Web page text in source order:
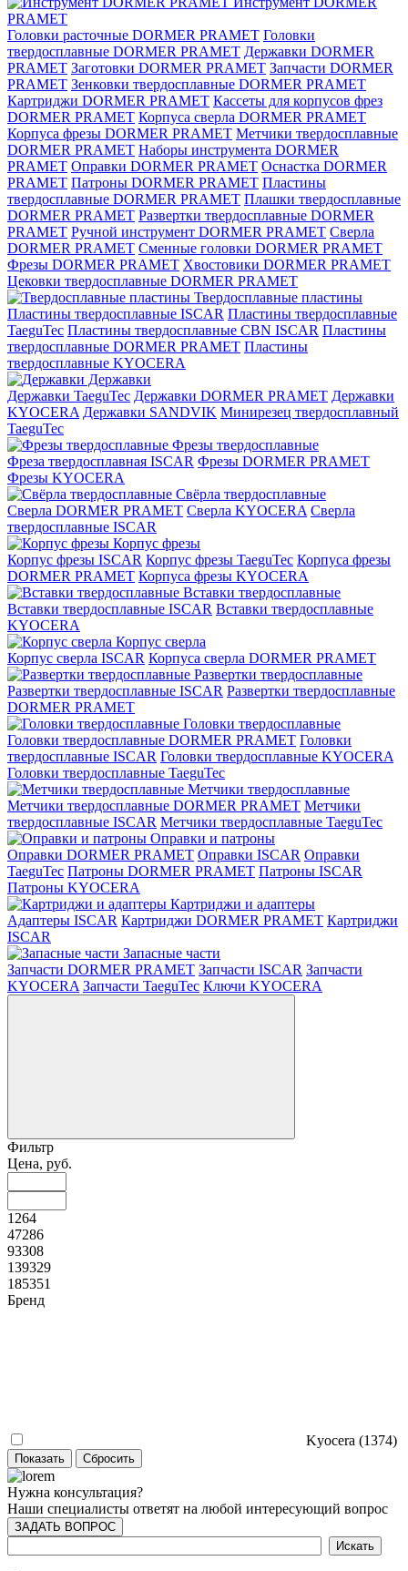
PRAMET
Головки расточные DORMER PRAMET Головки
твердосплавные DORMER PRAMET Державки DORMER
PRAMET Заготовки DORMER PRAMET Запчасти DORMER
PRAMET Зенковки твердосплавные DORMER PRAMET
Картриджи DORMER PRAMET Кассеты для корпусов фрез
DORMER PRAMET Корпуса сверла DORMER PRAMET
Корпуса фрезы DORMER PRAMET Метчики твердосплавные
DORMER PRAMET Наборы инструмента DORMER
PRAMET Оправки DORMER PRAMET Оснастка DORMER
PRAMET Патроны DORMER PRAMET Пластины
твердосплавные DORMER PRAMET Плашки твердосплавные
DORMER PRAMET Развертки твердосплавные DORMER
PRAMET Ручной инструмент DORMER PRAMET Сверла
DORMER PRAMET Сменные головки DORMER PRAMET
Фрезы DORMER PRAMET Хвостовики DORMER PRAMET
Цековки твердосплавные DORMER PRAMET
Твердосплавные пластины
Пластины твердосплавные ISCAR Пластины твердосплавные
TaeguTec Пластины твердосплавные CBN ISCAR Пластины
твердосплавные DORMER PRAMET Пластины
твердосплавные KYOCERA
Державки
Державки TaeguTec Державки DORMER PRAMET Державки
KYOCERA Державки SANDVIK Минирезец твердосплавный
TaeguTec
Фрезы твердосплавные
Фреза твердосплавная ISCAR Фрезы DORMER PRAMET
Фрезы KYOCERA
Свёрла твердосплавные
Сверла DORMER PRAMET Сверла KYOCERA Сверла
твердосплавные ISCAR
Корпус фрезы
Корпус фрезы ISCAR Корпус фрезы TaeguTec Корпуса фрезы
DORMER PRAMET Корпуса фрезы KYOCERA
Вставки твердосплавные
Вставки твердосплавные ISCAR Вставки твердосплавные
KYOCERA
Корпус сверла
Корпус сверла ISCAR Корпуса сверла DORMER PRAMET
Развертки твердосплавные
Развертки твердосплавные ISCAR Развертки твердосплавные
DORMER PRAMET
Головки твердосплавные
Головки твердосплавные DORMER PRAMET Головки
твердосплавные ISCAR Головки твердосплавные KYOCERA
Головки твердосплавные TaeguTec
Метчики твердосплавные
Метчики твердосплавные DORMER PRAMET Метчики
твердосплавные ISCAR Метчики твердосплавные TaeguTec
Оправки и патроны
Оправки DORMER PRAMET Оправки ISCAR Оправки
TaeguTec Патроны DORMER PRAMET Патроны ISCAR
Патроны KYOCERA
Картриджи и адаптеры
Адаптеры ISCAR Картриджи DORMER PRAMET Картриджи
ISCAR
Запасные части
Запчасти DORMER PRAMET Запчасти ISCAR Запчасти
KYOCERA Запчасти TaeguTec Ключи KYOCERA
Фильтр
Цена, руб.
1264
47286
93308
139329
185351
Бренд
Kyocera (1374)
Нужна консультация?
Наши специалисты ответят на любой интересующий вопрос
ЗАДАТЬ ВОПРОС